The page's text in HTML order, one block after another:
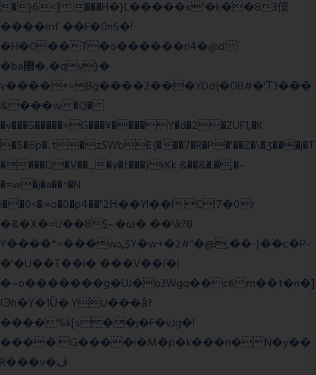
�}6<] ���H�}L�����x'�k��83僒
����mf ��F�0n5�!
�H�0��T�o������n4�@ď
�ba޲�,�qv}�
v����+=Bg����2���YDd{�OB#�'Τ3���
&���w�Q�
�v���5�����+G���¥����Y�d�2�ZUF1,�K
�5�6p�..t�zSWbE{���7�R�P�'��Z�\�ʒ���j�T
����Q�V��_�y�t���)kKk &��&�.�,�-
�=w�j�a��^�N
i��0<�:=o�0�p4��"2Η��Yl��lC!7�0r
�&�X�=U��8$~�ω� ��\k?8
Y����*=���wܛ$Y�w+�2#"�@,��-}��c�P-
�'�U��T��l� ���V��ľ�|
�~o�������g�UJ�o3Wgq��c6 m��t�n�]
IЭh�Y�1Ȕ�:YU���ǟ?
����%k[s��j�F�vJg�!
����.G����i�M�p�k���n�N�y��
R���v�ڤ